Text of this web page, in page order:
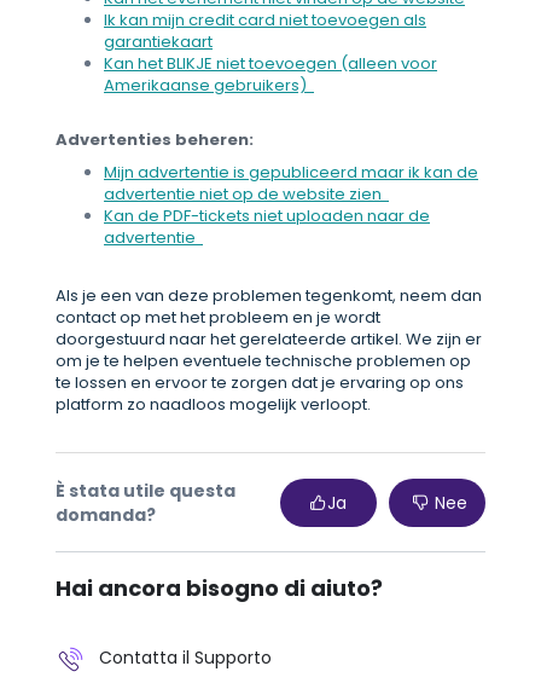
Ik kan mijn credit card niet toevoegen als
garantiekaart
Kan het BLIKJE niet toevoegen (alleen voor
Amerikaanse gebruikers)
Advertenties beheren:
Mijn advertentie is gepubliceerd maar ik kan de
advertentie niet op de website zien
Kan de PDF-tickets niet uploaden naar de
advertentie
Als je een van deze problemen tegenkomt, neem dan
contact op met het probleem en je wordt
doorgestuurd naar het gerelateerde artikel. We zijn er
om je te helpen eventuele technische problemen op
te lossen en ervoor te zorgen dat je ervaring op ons
platform zo naadloos mogelijk verloopt.
È stata utile questa
domanda?
Ja Nee
Hai ancora bisogno di aiuto?
Contatta il Supporto